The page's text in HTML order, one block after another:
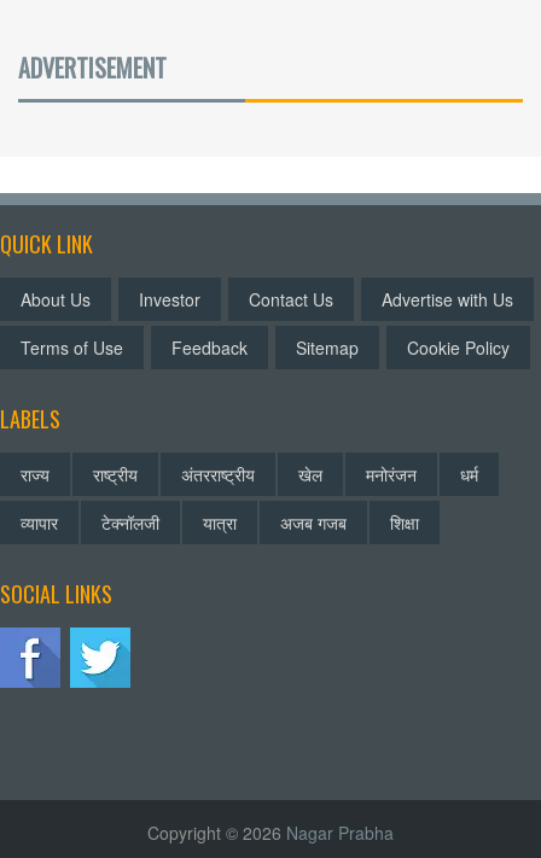
ADVERTISEMENT
QUICK LINK
About Us Investor Contact Us
Advertise with Us
Terms of Use
Feedback Sitemap Cookie Policy
LABELS
राज्य राष्ट्रीय अंतरराष्ट्रीय खेल मनोरंजन
धर्म
व्यापार
टेक्नॉलजी यात्रा अजब गजब शिक्षा
SOCIAL LINKS
Copyright © 2026 Nagar Prabha